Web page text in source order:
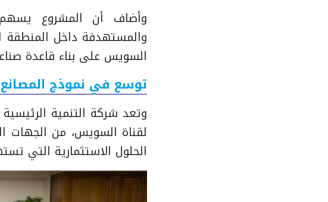
وأضاف أن المشروع يسهم
والمستهدفة داخل المنطقة
السويس على بناء قاعدة
توسع في نموذج المصانع
لقناة السويس، من الجهات
الحلول الاستثمارية التي